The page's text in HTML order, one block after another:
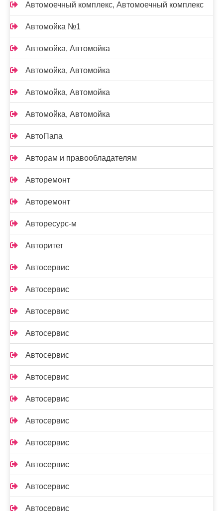
Автомоечный комплекс, Автомоечный комплекс
Автомойка №1
Автомойка, Автомойка
Автомойка, Автомойка
Автомойка, Автомойка
Автомойка, Автомойка
АвтоПапа
Авторам и правообладателям
Авторемонт
Авторемонт
Авторесурс-м
Авторитет
Автосервис
Автосервис
Автосервис
Автосервис
Автосервис
Автосервис
Автосервис
Автосервис
Автосервис
Автосервис
Автосервис
Автосервис